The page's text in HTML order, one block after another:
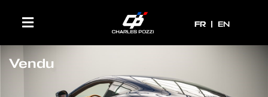
FR
FR EN
Vendu